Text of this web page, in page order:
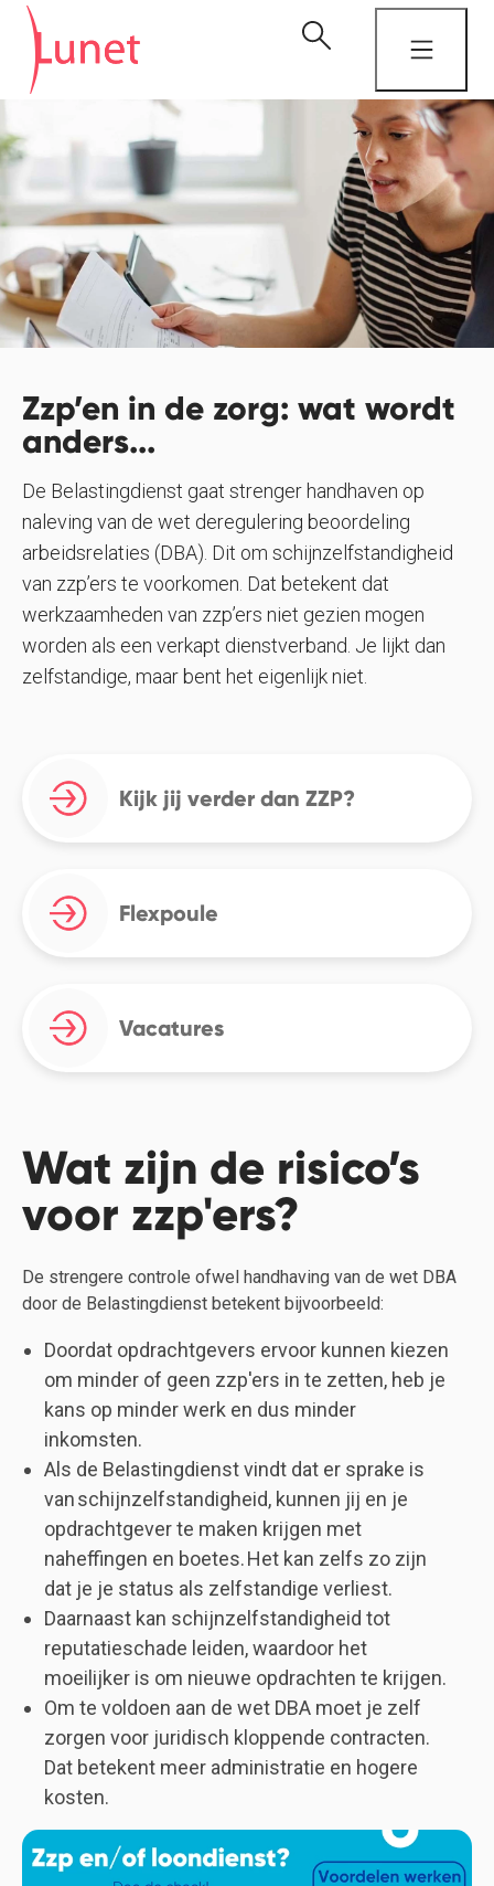
Zzp’en in de zorg: wat wordt
anders...
De Belastingdienst gaat strenger handhaven op
naleving van de wet deregulering beoordeling
arbeidsrelaties (DBA). Dit om schijnzelfstandigheid
van zzp’ers te voorkomen. Dat betekent dat
werkzaamheden van zzp’ers niet gezien mogen
worden als een verkapt dienstverband. Je lijkt dan
zelfstandige, maar bent het eigenlijk niet.
Kijk jij verder dan ZZP?
Flexpoule
Vacatures
Wat zijn de risico’s
voor zzp'ers?
De strengere controle ofwel handhaving van de wet DBA
door de Belastingdienst betekent bijvoorbeeld:
Doordat opdrachtgevers ervoor kunnen kiezen
om minder of geen zzp'ers in te zetten, heb je
kans op minder werk en dus minder
inkomsten.
Als de Belastingdienst vindt dat er sprake is
van schijnzelfstandigheid, kunnen jij en je
opdrachtgever te maken krijgen met
naheffingen en boetes. Het kan zelfs zo zijn
dat je je status als zelfstandige verliest.
Daarnaast kan schijnzelfstandigheid tot
reputatieschade leiden, waardoor het
moeilijker is om nieuwe opdrachten te krijgen.
Om te voldoen aan de wet DBA moet je zelf
zorgen voor juridisch kloppende contracten.
Dat betekent meer administratie en hogere
kosten.